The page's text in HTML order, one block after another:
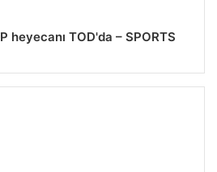
heyecanı TOD'da – SPORTS